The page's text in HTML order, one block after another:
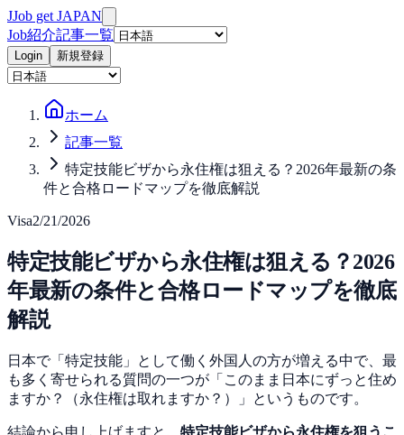
JJob get JAPAN
Job紹介記事一覧
Login 新規登録
ホーム
記事一覧
特定技能ビザから永住権は狙える？2026年最新の条
件と合格ロードマップを徹底解説
Visa2/21/2026
特定技能ビザから永住権は狙える？2026
年最新の条件と合格ロードマップを徹底
解説
日本で「特定技能」として働く外国人の方が増える中で、最
も多く寄せられる質問の一つが「このまま日本にずっと住め
ますか？（永住権は取れますか？）」というものです。
結論から申し上げますと、 特定技能ビザから永住権を狙うこ